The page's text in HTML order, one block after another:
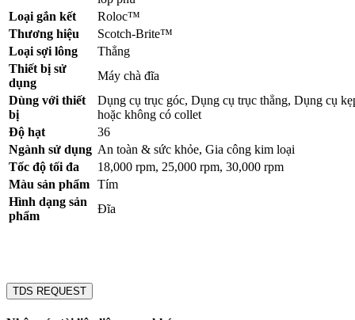
Loại gắn kết
Roloc™
Thương hiệu
Scotch-Brite™
Loại sợi lông
Thẳng
Thiết bị sử
dụng
Máy chà đĩa
Dùng với thiết
bị
Dụng cụ trục góc, Dụng cụ trục thẳng, Dụng cụ
hoặc không có collet
Độ hạt
36
Ngành sử dụng An toàn & sức khỏe, Gia công kim loại
Tốc độ tối đa
18,000 rpm, 25,000 rpm, 30,000 rpm
Màu sản phẩm Tím
Hình dạng sản
phẩm
Đĩa
TDS REQUEST